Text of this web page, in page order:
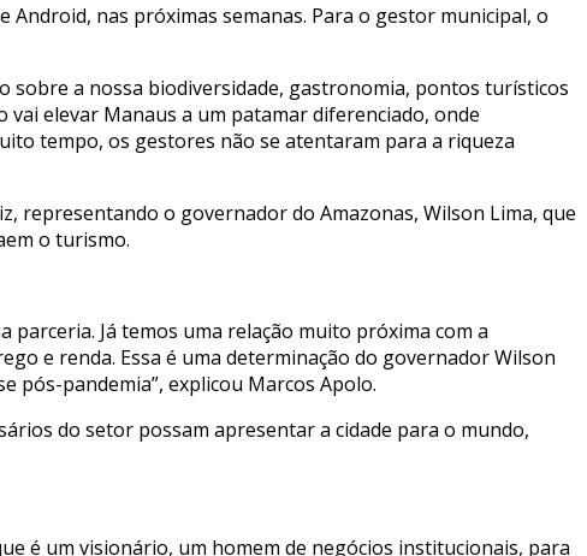
nas próximas semanas. Para o gestor municipal, o
sobre a nossa biodiversidade, gastronomia, pontos turísticos
vai elevar Manaus a um patamar diferenciado, onde
tempo, os gestores não se atentaram para a riqueza
representando o governador do Amazonas, Wilson Lima, que
o turismo.
Já temos uma relação muito próxima com a
e renda. Essa é uma determinação do governador Wilson
pós-pandemia”, explicou Marcos Apolo.
do setor possam apresentar a cidade para o mundo,
é um visionário, um homem de negócios institucionais, para